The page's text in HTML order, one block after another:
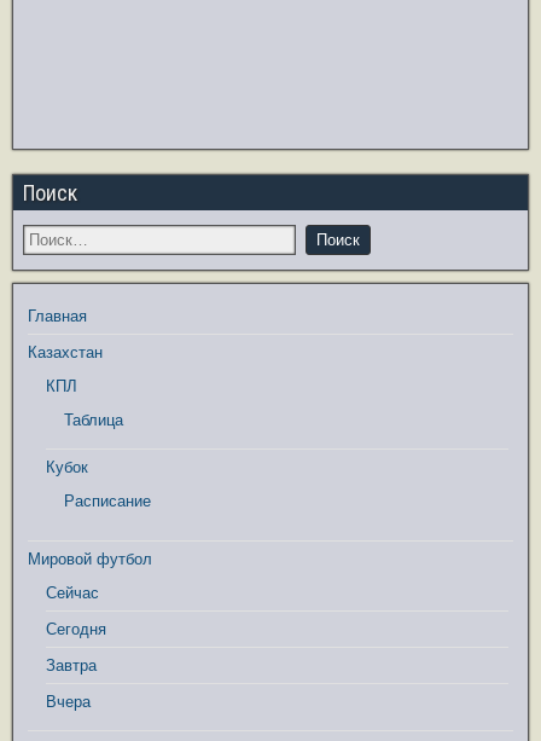
Поиск
Главная
Казахстан
КПЛ
Таблица
Кубок
Расписание
Мировой футбол
Сейчас
Сегодня
Завтра
Вчера